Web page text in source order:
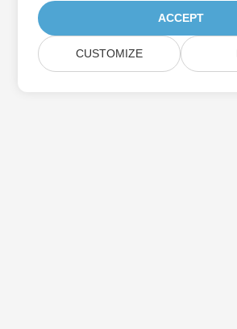
ACCEPT
CUSTOMIZE